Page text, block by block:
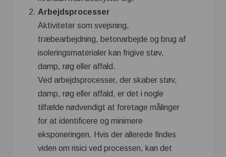
Arbejdsprocesser
Aktiviteter som svejsning,
træbearbejdning, betonarbejde og brug af
isoleringsmaterialer kan frigive støv,
damp, røg eller affald.
Ved arbejdsprocesser, der skaber støv,
damp, røg eller affald, er det i nogle
tilfælde nødvendigt at foretage målinger
for at identificere og minimere
eksponeringen. Hvis der allerede findes
viden om risici ved processen, kan det